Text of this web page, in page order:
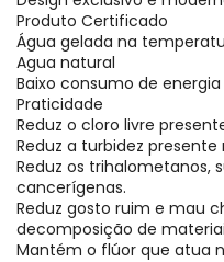
Produto Certificado
Água gelada na
Agua natural
Baixo consumo de energia
Praticidade
Reduz o cloro livre
Reduz a turbidez
Reduz os trihalometanos,
cancerígenas.
Reduz gosto ruim e mau
decomposição de
Mantém o flúor que atua